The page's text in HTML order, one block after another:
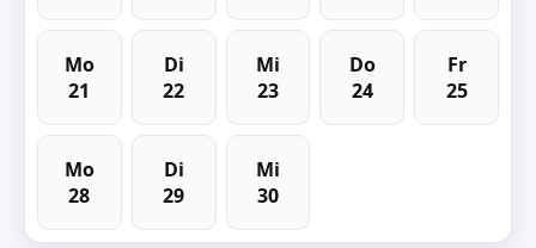
Mo
21
Di
22
Mi
23
Do
24
Fr
25
Mo
28
Di
29
Mi
30